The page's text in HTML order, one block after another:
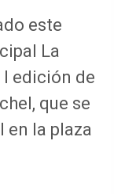
este
La
I edición de
que se
en la plaza